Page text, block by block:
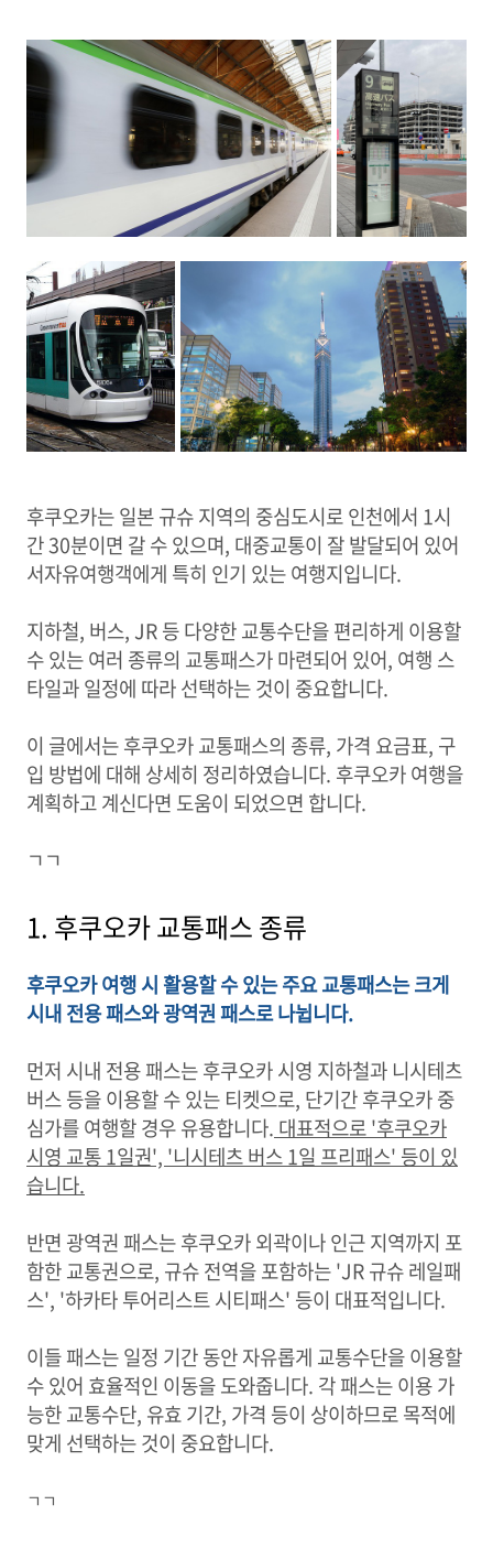
후쿠오카는 일본 규슈 지역의 중심도시로 인천에서 1시
간 30분이면 갈 수 있으며, 대중교통이 잘 발달되어 있어
서자유여행객에게 특히 인기 있는 여행지입니다.
지하철, 버스, JR 등 다양한 교통수단을 편리하게 이용할
수 있는 여러 종류의 교통패스가 마련되어 있어, 여행 스
타일과 일정에 따라 선택하는 것이 중요합니다.
이 글에서는 후쿠오카 교통패스의 종류, 가격 요금표, 구
입 방법에 대해 상세히 정리하였습니다. 후쿠오카 여행을
계획하고 계신다면 도움이 되었으면 합니다.
ㄱㄱ
1. 후쿠오카 교통패스 종류
후쿠오카 여행 시 활용할 수 있는 주요 교통패스는 크게
시내 전용 패스와 광역권 패스로 나뉩니다.
먼저 시내 전용 패스는 후쿠오카 시영 지하철과 니시테츠
버스 등을 이용할 수 있는 티켓으로, 단기간 후쿠오카 중
심가를 여행할 경우 유용합니다. 대표적으로 '후쿠오카
시영 교통 1일권', '니시테츠 버스 1일 프리패스' 등이 있
습니다.
반면 광역권 패스는 후쿠오카 외곽이나 인근 지역까지 포
함한 교통권으로, 규슈 전역을 포함하는 'JR 규슈 레일패
스', '하카타 투어리스트 시티패스' 등이 대표적입니다.
이들 패스는 일정 기간 동안 자유롭게 교통수단을 이용할
수 있어 효율적인 이동을 도와줍니다. 각 패스는 이용 가
능한 교통수단, 유효 기간, 가격 등이 상이하므로 목적에
맞게 선택하는 것이 중요합니다.
ㄱㄱ